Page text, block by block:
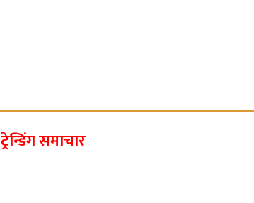
ट्रेन्डिंग समाचार